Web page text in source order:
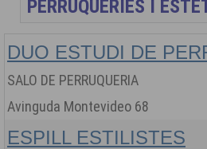
DUO ESTUDI DE
SALO DE PERRUQUERIA
Avinguda Montevideo 68
ESPILL ESTILISTES